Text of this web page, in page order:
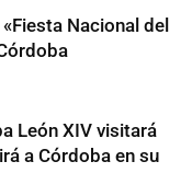
Nacional del
León XIV visitará
a Córdoba en su